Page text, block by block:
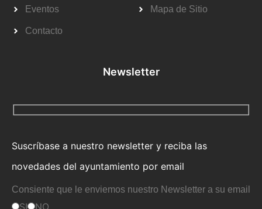
Eventos
Contacto
Mapa de Sitio
Newsletter
Suscríbase a nuestro newsletter y reciba las
novedades del ayuntamiento por email
Consiente que le enviemos nuestro Newsletter a su email